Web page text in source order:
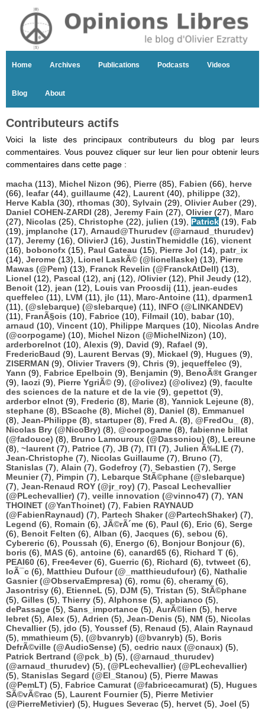
Home Archives Publications Podcasts Videos
Blog About
Contributeurs actifs
Voici la liste des principaux contributeurs du blog par leurs
commentaires. Vous pouvez cliquer sur leur lien pour obtenir leurs
commentaires dans cette page :
macha (113), Michel Nizon (96), Pierre (85), Fabien (66), herve
(66), leafar(44), guillaume (42), Laurent (40), philippe (32),
Herve Kabla (30), rthomas (30), Sylvain (29), Olivier Auber(29),
Daniel COHEN-ZARDI (28), Jeremy Fain (27), Olivier(27), Marc
(27), Nicolas (25), Christophe (22), julien (19), Patrick (19), Fab
(19), jmplanche (17), Arnaud@Thurudev (@arnaud_thurudev)
(17), Jeremy (16), OlivierJ (16), JustinThemiddle (16), vicnent
(16), bobonofx (15), Paul Gateau (15), Pierre Jol (14), patr_ix
(14), Jerome (13), Lionel LaskÃ© (@lionellaske) (13), Pierre
Mawas (@Pem) (13), Franck Revelin (@FranckAtDell) (13),
Lionel (12), Pascal (12), anj (12), /Olivier(12), Phil Jeudy (12),
Benoit (12), jean (12), Louis van Proosdij (11), jean-eudes
queffelec (11), LVM (11), jlc (11), Marc-Antoine (11), dparmen1
(11), (@slebarque) (@slebarque) (11), INFO (@LINKANDEV)
(11), FranÃ§ois (10), Fabrice (10), Filmail (10), babar(10),
arnaud (10), Vincent (10), Philippe Marques (10), Nicolas Andre
(@corpogame) (10), Michel Nizon (@MichelNizon) (10),
arderborelnot (10), Alexis (9), David (9), Rafael (9),
FredericBaud (9), Laurent Bervas (9), Mickael (9), Hugues (9),
ZISERMAN (9), Olivier Travers (9), Chris (9), jequeffelec (9),
Yann (9), Fabrice Epelboin (9), Benjamin (9), BenoÃ®t Granger
(9), laozi (9), Pierre YgriÃ© (9), (@olivez) (@olivez) (9), faculte
des sciences de la nature et de la vie (9), gepettot (9),
arderbor elnot (9), Frederic (8), Marie (8), Yannick Lejeune (8),
stephane (8), BScache (8), Michel (8), Daniel (8), Emmanuel
(8), Jean-Philippe (8), startuper(8), Fred A. (8), @FredOu_
(8),
Nicolas Bry (@NicoBry) (8), @corpogame (8), fabienne billat
(@fadouce) (8), Bruno Lamouroux (@Dassoniou) (8), Lereune
(8), ~laurent (7), Patrice (7), JB (7), ITI (7), Julien Ã‰LIE (7),
Jean-Christophe (7), Nicolas Guillaume (7), Bruno (7),
Stanislas (7), Alain (7), Godefroy (7), Sebastien (7), Serge
Meunier(7), Pimpin (7), Lebarque StÃ©phane (@slebarque)
(7), Jean-Renaud ROY (@jr_roy) (7), Pascal Lechevallier
(@PLechevallier) (7), veille innovation (@vinno47) (7), YAN
THOINET (@YanThoinet) (7), Fabien RAYNAUD
(@FabienRaynaud) (7), Partech Shaker (@PartechShaker) (7),
Legend (6), Romain (6), JÃ©rÃ´me (6), Paul (6), Eric (6), Serge
(6), Benoit Felten (6), Alban (6), Jacques (6), sebou (6),
Cybereric (6), Poussah (6), Energo (6), Bonjour Bonjour(6),
boris (6), MAS (6), antoine (6), canard65 (6), Richard T (6),
PEAI60 (6), Free4ever(6), Guerric (6), Richard (6), tvtweet (6),
loÃ¯c (6), Matthieu Dufour (@_matthieudufour) (6), Nathalie
Gasnier (@ObservaEmpresa) (6), romu (6), cheramy (6),
Jasontrisy (6), EtienneL (5), DJM (5), Tristan (5), StÃ©phane
(5), Gilles (5), Thierry (5), Alphonse (5), apbianco (5),
dePassage (5), Sans_importance (5), AurÃ©lien (5), herve
lebret (5), Alex (5), Adrien (5), Jean-Denis (5), NM (5), Nicolas
Chevallier(5), jdo (5), Youssef (5), Renaud (5), Alain Raynaud
(5), mmathieum (5), (@bvanryb) (@bvanryb) (5), Boris
DefrÃ©ville (@AudioSense) (5), cedric naux (@cnaux) (5),
Patrick Bertrand (@pck_b) (5), (@arnaud_thurudev)
(@arnaud_thurudev) (5), (@PLechevallier) (@PLechevallier)
(5), Stanislas Segard (@El_Stanou) (5), Pierre Mawas
(@PemLT) (5), Fabrice Camurat (@fabricecamurat) (5), Hugues
SÃ©vÃ©rac (5), Laurent Fournier(5), Pierre Metivier
(@PierreMetivier) (5), Hugues Severac (5), hervet (5), Joel (5)